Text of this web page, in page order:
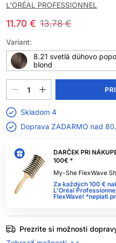
L'ORÉAL PROFESSIONNEL
13.78 €
11.70 €
DARČEK PRI
100€ *
My-She FlexWave
Za každých 100 €
L'Oréal
FlexWave! *neplatí
Variant:
8.21 svetlá dúhovo
blond
Skladom 4
Doprava ZADARMO nad
Prezrite si možnosti